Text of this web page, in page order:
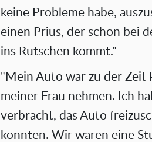
keine Probleme habe,
einen Prius, der schon bei
ins Rutschen kommt."
"Mein Auto war zu der Zeit
meiner Frau nehmen. Ich
verbracht, das Auto
konnten. Wir waren eine